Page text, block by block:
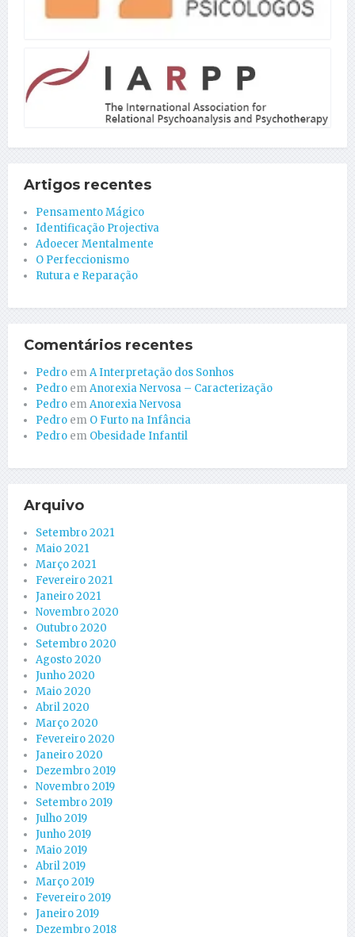
Artigos recentes
Pensamento Mágico
Identificação Projectiva
Adoecer Mentalmente
O Perfeccionismo
Rutura e Reparação
Comentários recentes
Pedro emA Interpretação dos Sonhos
Pedro emAnorexia Nervosa – Caracterização
Pedro emAnorexia Nervosa
Pedro em O Furto na Infância
Pedro em Obesidade Infantil
Arquivo
Setembro 2021
Maio 2021
Março 2021
Fevereiro 2021
Janeiro 2021
Novembro 2020
Outubro 2020
Setembro 2020
Agosto 2020
Junho 2020
Maio 2020
Abril 2020
Março 2020
Fevereiro 2020
Janeiro 2020
Dezembro 2019
Novembro 2019
Setembro 2019
Julho 2019
Junho 2019
Maio 2019
Abril 2019
Março 2019
Fevereiro 2019
Janeiro 2019
Dezembro 2018